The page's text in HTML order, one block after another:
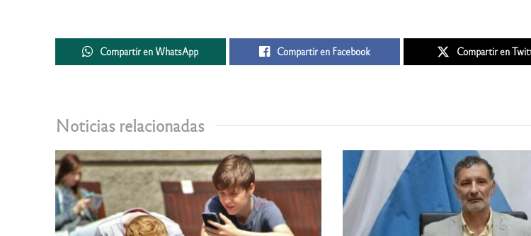
Compartir en WhatsApp Compartir en Facebook Compartir en
Noticias relacionadas